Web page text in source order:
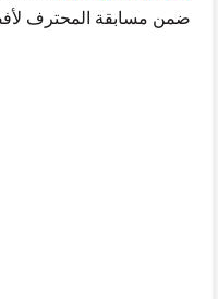
ضمن مسابقة المحترف لأفضل